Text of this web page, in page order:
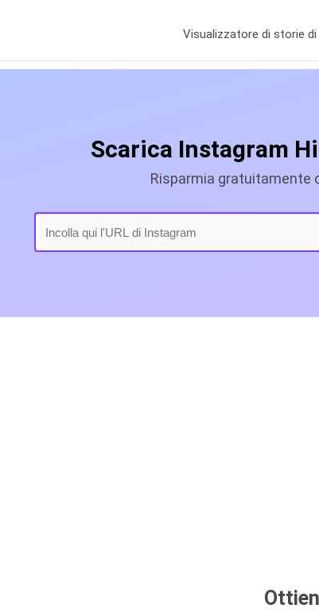
Visualizzatore di storie
Scarica Instagram
Risparmia gratuitamente